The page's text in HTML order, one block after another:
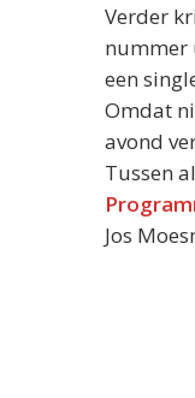
Verder
nummer
een
Omdat
avond
Tussen
Jos